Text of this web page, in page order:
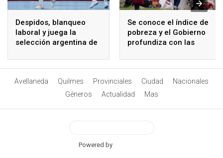
Despidos, blanqueo
laboral y juega la
selección argentina de
Se conoce el índice de
pobreza y el Gobierno
profundiza con las
Avellaneda Quilmes Provinciales Ciudad
Nacionales
Géneros
Actualidad Mas
Powered by